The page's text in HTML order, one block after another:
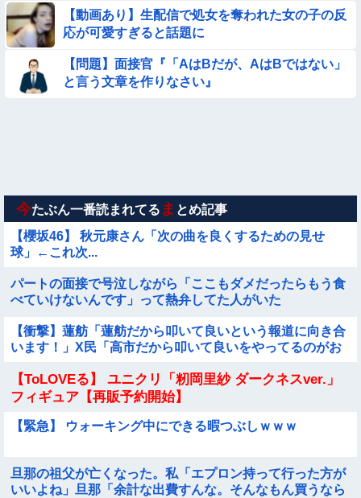
【動画あり】ボーイッシュ美少女「どうしたん？おっぱい揉
む？❤」
【悩み相談】昭和の高1女子さん、夏の体験談ｗｗｗｗｗｗｗ
ｗ
【動画あり】生配信で処女を奪われた女の子の反
応が可愛すぎると話題に
【問題】面接官『「AはBだが、AはBではない」
と言う文章を作りなさい』
今たぶん一番読まれてる ま とめ記事
【櫻坂46】 秋元康さん「次の曲を良くするための見せ
球」←これ次...
パートの面接で号泣しながら「ここもダメだったらもう食
べていけないんです」って熱弁してた人がいた
【衝撃】蓮舫「蓮舫だから叩いて良いという報道に向き合
います！」X民「高市だから叩いて良いをやってるのがお
【ToLOVEる】 ユニクリ「籾岡里紗 ダークネスver.」
フィギュア【再販予約開始】
【緊急】 ウォーキング中にできる暇つぶしｗｗｗ
旦那の祖父が亡くなった。私「エプロン持って行った方が
いいよね」旦那「余計な出費すんな。そんなもん買うなら